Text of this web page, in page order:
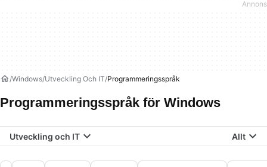
Windows Utveckling Och IT Programmeringsspråk
Programmeringsspråk för Windows
Utveckling och IT Allt